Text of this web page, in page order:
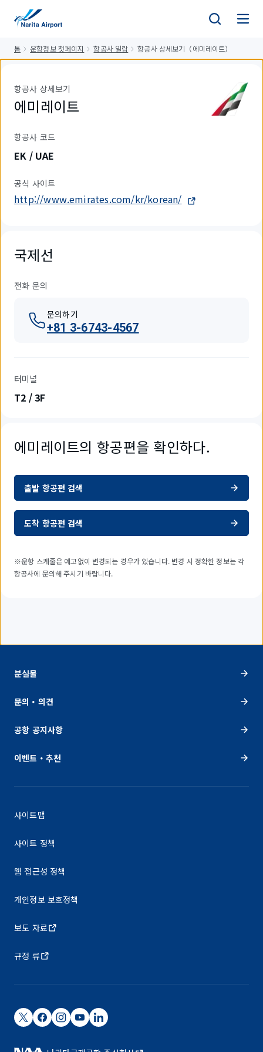
톱 운항정보 첫페이지 항공사 일람 항공사 상세보기（에미레이트）
항공사 상세보기
에미레이트
항공사 코드
EK / UAE
공식 사이트
http://www.emirates.com/kr/korean/
국제선
전화 문의
문의하기
+81 3-6743-4567
터미널
T2 / 3F
에미레이트의 항공편을 확인하다.
출발 항공편 검색
도착 항공편 검색
※운항 스케줄은 예고없이 변경되는 경우가 있습니다. 변경 시 정확한 정보는 각
항공사에 문의해 주시기 바랍니다.
분실물
문의・의견
공항 공지사항
이벤트・추천
사이트맵
사이트 정책
웹 접근성 정책
개인정보 보호정책
보도 자료
규정 류